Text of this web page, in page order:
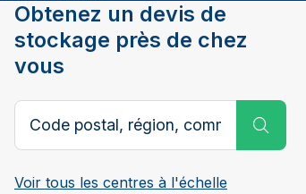
Obtenez un devis de
stockage près de chez
vous
Code postal ou ville
Voir tous les centres à l'échelle